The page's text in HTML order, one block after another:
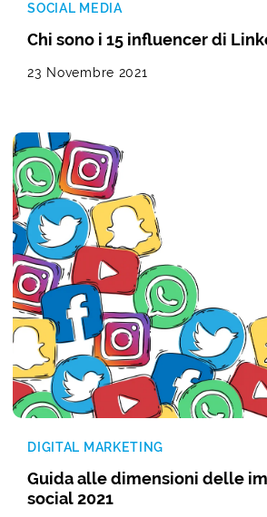
SOCIAL MEDIA
Chi sono i 15 influencer di
23 Novembre 2021
DIGITAL MARKETING
Guida alle dimensioni delle
social 2021